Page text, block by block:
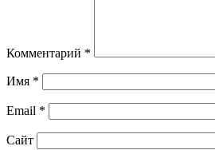
Комментарий *
Имя *
Email *
Сайт